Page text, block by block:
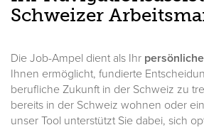
Schweizer
Die Job-Ampel dient als Ihr
Ihnen ermöglicht, fundierte
berufliche Zukunft in der Schweiz zu
bereits in der Schweiz wohnen oder
unser Tool unterstützt Sie dabei, sich